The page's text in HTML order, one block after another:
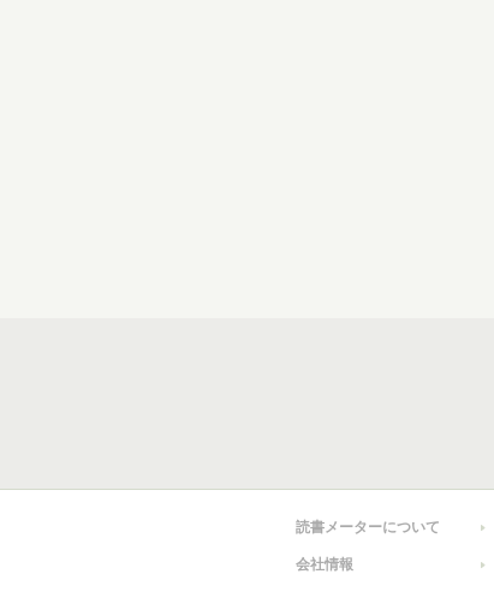
読書メーターについて
会社情報